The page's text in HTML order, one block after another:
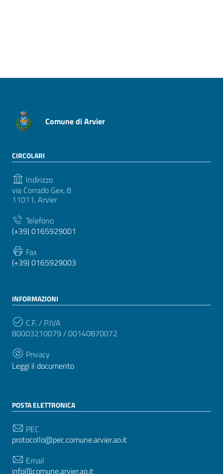
Comune di Arvier
CIRCOLARI
Indirizzo
via Corrado Gex, 8
11011, Arvier
Telefono
(+39) 0165929001
Fax
(+39) 0165929003
INFORMAZIONI
C.F. / P.IVA
80003210079 / 00140870072
Privacy
Leggi il documento
POSTA ELETTRONICA
PEC
protocollo@pec.comune.arvier.ao.it
Email
info@comune.arvier.ao.it